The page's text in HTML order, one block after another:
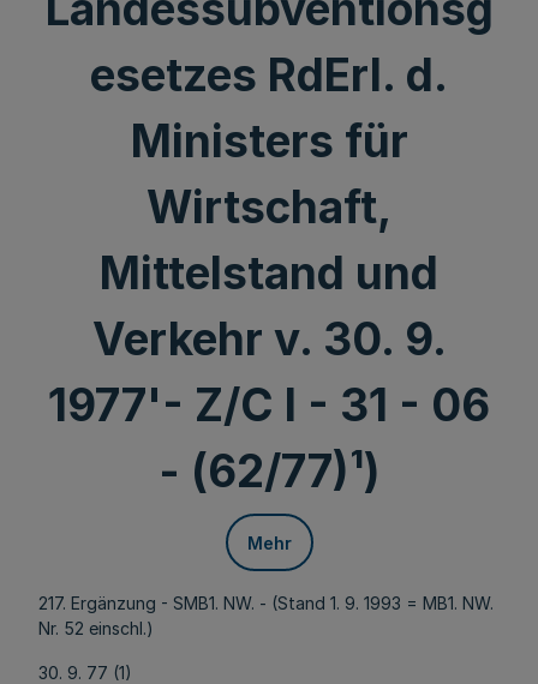
esetzes RdErl. d.
Ministers für
Wirtschaft,
Mittelstand und
Verkehr v. 30. 9.
1977'- Z/C l - 31 - 06
- (62/77)¹)
Mehr
217. Ergänzung - SMB1. NW. - (Stand 1. 9. 1993 = MB1. NW.
Nr. 52 einschl.)
30. 9. 77 (1)